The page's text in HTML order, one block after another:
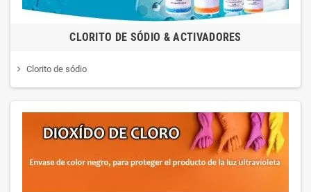
CLORITO DE SÓDIO & ACTIVADORES
Clorito de sódio